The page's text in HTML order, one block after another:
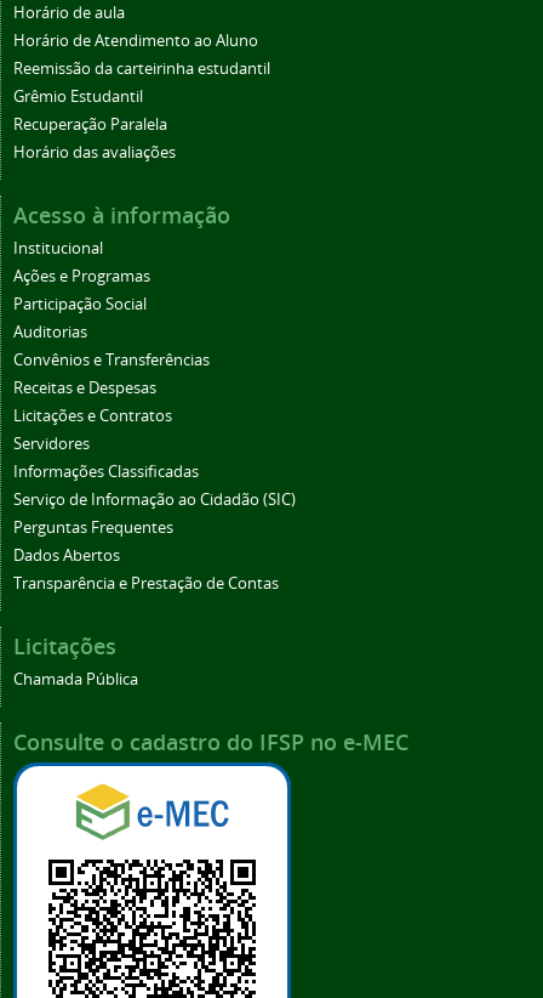
Horário de aula
Horário de Atendimento ao Aluno
Reemissão da carteirinha estudantil
Grêmio Estudantil
Recuperação Paralela
Horário das avaliações
Acesso à informação
Institucional
Ações e Programas
Participação Social
Auditorias
Convênios e Transferências
Receitas e Despesas
Licitações e Contratos
Servidores
Informações Classificadas
Serviço de Informação ao Cidadão (SIC)
Perguntas Frequentes
Dados Abertos
Transparência e Prestação de Contas
Licitações
Chamada Pública
Consulte o cadastro do IFSP no e-MEC